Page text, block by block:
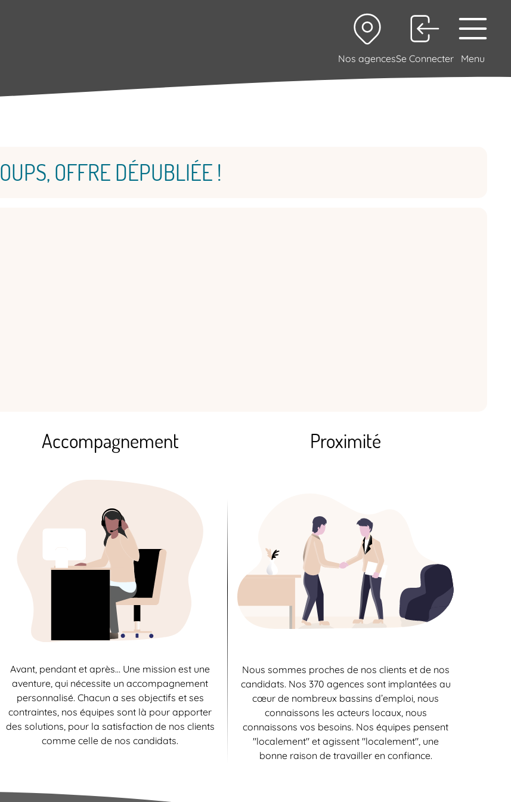
Nos agencesSe Connecter Menu
OUPS, OFFRE DÉPUBLIÉE !
Accompagnement
Avant, pendant et après… Une mission est une
aventure, qui nécessite un accompagnement
personnalisé. Chacun a ses objectifs et ses
contraintes, nos équipes sont là pour apporter
des solutions, pour la satisfaction de nos clients
comme celle de nos candidats.
Proximité
Nous sommes proches de nos clients et de nos
candidats. Nos 370 agences sont implantées au
cœur de nombreux bassins d’emploi, nous
connaissons les acteurs locaux, nous
connaissons vos besoins. Nos équipes pensent
"localement" et agissent "localement", une
bonne raison de travailler en confiance.